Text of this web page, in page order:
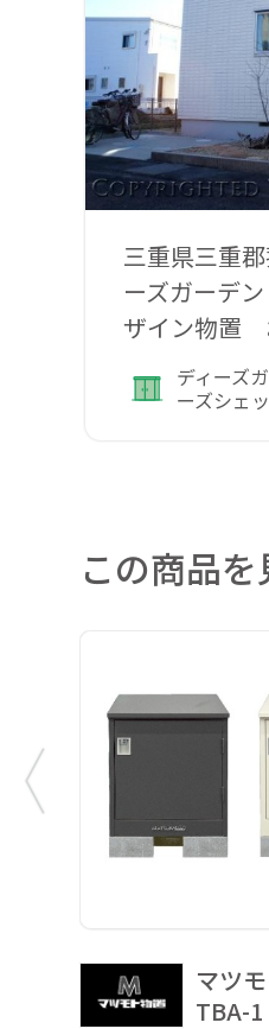
三重県三重
ーズガーデ
ザイン物置
ディーズ
ーズシェ
この商品
マツ
TBA-